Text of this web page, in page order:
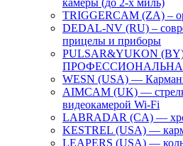
камеры (до 2-х миль)
TRIGGERCAM (ZA) –
DEDAL-NV (RU) –
прицелы и приборы
PULSAR&YUKON
WESN (USA) —
AIMCAM (UK) —
видеокамерой Wi-Fi
LABRADAR (CA) —
KESTREL (USA) —
LEAPERS (USA) —